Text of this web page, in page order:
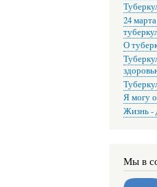
24
О
Я могу
Жизнь -
Мы в